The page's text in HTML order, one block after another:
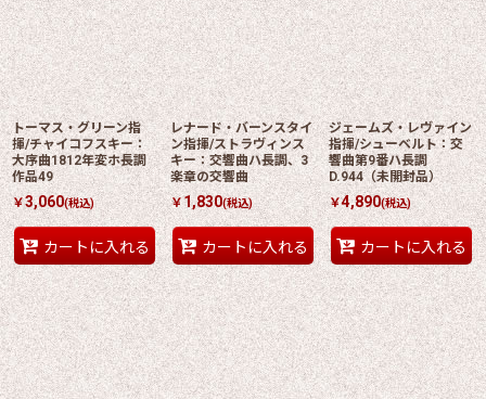
トーマス・グリーン指
揮/チャイコフスキー：
大序曲1812年変ホ長調
作品49
￥3,060(税込)
カートに入れる
レナード・バーンスタイ
ン指揮/ストラヴィンス
キー：交響曲ハ長調、3
楽章の交響曲
￥1,830(税込)
カートに入れる
ジェームズ・レヴァイン
指揮/シューベルト：交
響曲第9番ハ長調
D.944（未開封品）
￥4,890(税込)
カートに入れる